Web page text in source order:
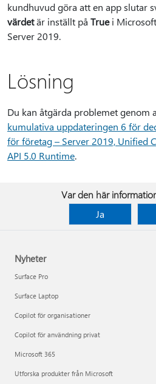
kundhuvud göra att en app slutar
värdetär inställt på Truei
Server 2019.
Lösning
Du kan åtgärda problemet genom
kumulativa uppdateringen 6 för
för företag – Server 2019, Unified
API 5.0 Runtime.
Var den här
Ja
Nyheter
Surface Pro
Surface Laptop
Copilot för organisationer
Copilot för användning privat
Microsoft 365
Utforska produkter från Microsoft